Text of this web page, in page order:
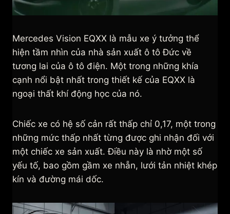
Mercedes Vision EQXX là mẫu xe ý tưởng thể
hiện tầm nhìn của nhà sản xuất ô tô Đức về
tương lai của ô tô điện. Một trong những khía
cạnh nổi bật nhất trong thiết kế của EQXX là
ngoại thất khí động học của nó.
Chiếc xe có hệ số cản rất thấp chỉ 0,17, một trong
những mức thấp nhất từng được ghi nhận đối với
một chiếc xe sản xuất. Điều này là nhờ một số
yếu tố, bao gồm gầm xe nhẵn, lưới tản nhiệt khép
kín và đường mái dốc.